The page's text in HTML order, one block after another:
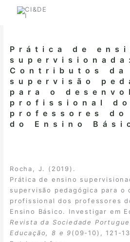
Prática de
Contributos da
supervisão
para o
profissional
professores do
do Ensino
Rocha, J. (2019).
Prática de ensino
supervisão pedagógica para o
profissional dos professores
Ensino Básico. Investigar em
Revista da Sociedade
Educação, 8 e 9(09-10), 121-